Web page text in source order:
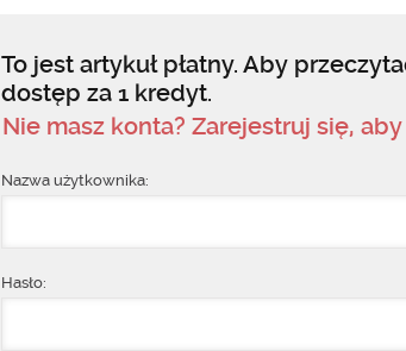
To jest artykuł płatny. Aby
dostęp za 1 kredyt.
Nie masz konta? Zarejestruj się,
Nazwa użytkownika:
Hasło: